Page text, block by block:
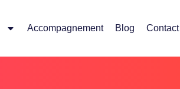
Accompagnement Blog Contact